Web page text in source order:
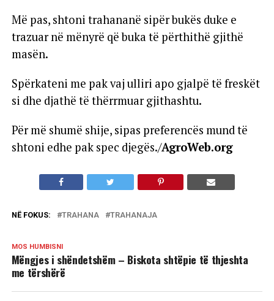
Më pas, shtoni trahananë sipër bukës duke e
trazuar në mënyrë që buka të përthithë gjithë
masën.
Spërkateni me pak vaj ulliri apo gjalpë të freskët
si dhe djathë të thërrmuar gjithashtu.
Për më shumë shije, sipas preferencës mund të
shtoni edhe pak spec djegës./AgroWeb.org
NË FOKUS: TRAHANA TRAHANAJA
MOS HUMBISNI
Mëngjes i shëndetshëm – Biskota shtëpie të thjeshta
me tërshërë